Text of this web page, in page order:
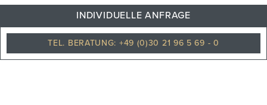
INDIVIDUELLE ANFRAGE
TEL. BERATUNG: +49 (0)30 21 96 5 69 - 0